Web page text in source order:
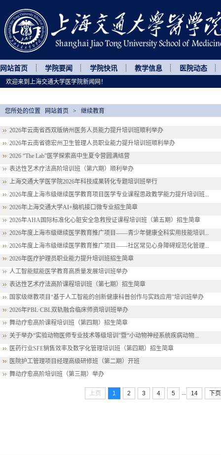
网站首页 学院要闻 学院快讯 教学信息 医院动态
2026年云南省西双版纳州医务人员能力提升培训班顺利举办
2026年云南省德宏州卫生管理人员职业能力提升培训班顺利举办
2026 “The Lab”医学探索高中生夏令营圆满结营
表达性艺术疗法高阶培训班（第六期）顺利举办
上海交通大学医学院2026年科技成果转化专题培训班举行
2026年度上海市级继续医学教育项目医学专业课程思政教学能力提升培训班...
2026年上海交通大学AI+脑机接口微专业招生简章
2026年AHA国际标准化心脏安全急救授证课程培训班（第五期）招生简章
2026年度上海市级继续医学教育推广项目——青少年健康全科实用技能培训...
2026年度上海市级继续医学教育推广项目——社区常见心身障碍规范化管理...
2026年医疗护理员职业能力提升培训班招生简章
人工智能赋能医学教育高质量发展培训班举办
表达性艺术疗法高阶课程培训班（第七期）招生简章
国家级继教项目“基于人工智能的创新健康科普创作与实践应用”培训班举办
2026年PBL·CBL双轨融合临床师资培训班举办
舞动疗愈高阶课程培训班（第四期）招生简章
关于举办“实验动物医师专业技术等级培训”暨“小动物神经系统疾病动物...
医药行业SFE销售效率及数字化管理培训班（第四期）招生简章
医院护工管理项目经理高级研修班（第二期）开班
舞动疗愈高阶培训班（第三期）举办
上页 1 2 3 4 5 ... 14 下页
您所处的位置 网站首页 > 继续教育
欢迎来到上海交通大学医学院新闻网！